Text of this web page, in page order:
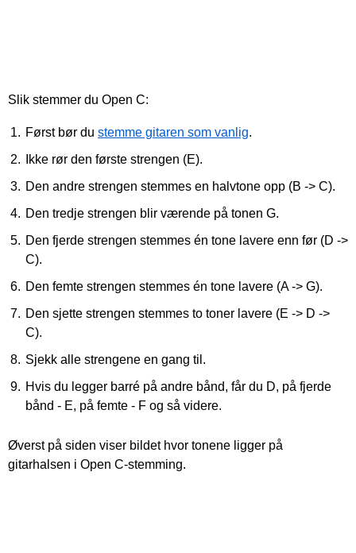
Slik stemmer du Open C:
Først bør du stemme gitaren som vanlig.
Ikke rør den første strengen (E).
Den andre strengen stemmes en halvtone opp (B -> C).
Den tredje strengen blir værende på tonen G.
Den fjerde strengen stemmes én tone lavere enn før (D ->
C).
Den femte strengen stemmes én tone lavere (A -> G).
Den sjette strengen stemmes to toner lavere (E -> D ->
C).
Sjekk alle strengene en gang til.
Hvis du legger barré på andre bånd, får du D, på fjerde
bånd - E, på femte - F og så videre.
Øverst på siden viser bildet hvor tonene ligger på
gitarhalsen i Open C-stemming.